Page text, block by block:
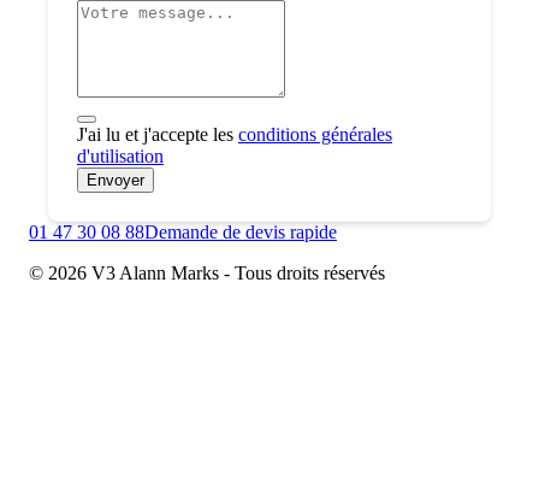
J'ai lu et j'accepte les conditions générales
d'utilisation
Envoyer
01 47 30 08 88Demande de devis rapide
© 2026 V3 Alann Marks - Tous droits réservés